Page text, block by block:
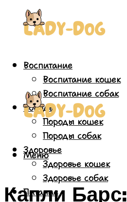
Воспитание
Воспитание кошек
Воспитание собак
Породы
Породы кошек
Породы собак
Здоровье
Здоровье кошек
Здоровье собак
Питание
Меню
Капли Барс: